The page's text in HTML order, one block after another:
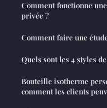
Comment fonctionne
privée ?
Comment faire une
Quels sont les 4 styles
Bouteille isotherme
comment les clients